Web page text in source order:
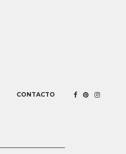
CONTACTO